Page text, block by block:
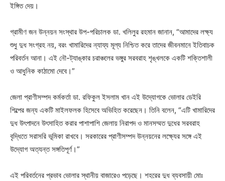
ইঙ্গিত দেয়।
গ্রামীণ জন উন্নয়ন সংস্থার উপ-পরিচালক ডা. খলিলুর রহমান জানান, “আমাদের লক্ষ্য
শুধু দুধ সংগ্রহ নয়, বরং খামারিদের ন্যায্য মূল্য নিশ্চিত করে তাদের জীবনমানে ইতিবাচক
পরিবর্তন আনা। এই নৌ-ট্যাঙ্কার চরাঞ্চলের ভঙ্গুর সরবরাহ শৃঙ্খলকে একটি শক্তিশালী
ও আধুনিক কাঠামো দেবে।”
জেলা প্রাণীসম্পদ কর্মকর্তা ডা. রফিকুল ইসলাম খান এই উদ্যোগকে ভোলার ডেইরি
শিল্পের জন্য একটি মাইলফলক হিসেবে অভিহিত করেছেন। তিনি বলেন, “এটি খামারিদের
দুধ উৎপাদনে উৎসাহিত করার পাশাপাশি জেলায় নিরাপদ ও মানসম্মত দুধের সরবরাহ
বৃদ্ধিতে সরাসরি ভূমিকা রাখবে। সরকারের প্রাণীসম্পদ উন্নয়নের লক্ষ্যের সঙ্গে এই
উদ্যোগ অত্যন্ত সঙ্গতিপূর্ণ।”
এই পরিবর্তনের প্রভাব ভোলার স্থানীয় বাজারেও পড়েছে। শহরের দুধ ব্যবসায়ী মোঃ